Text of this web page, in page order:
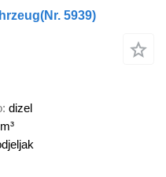
5939)
dizel